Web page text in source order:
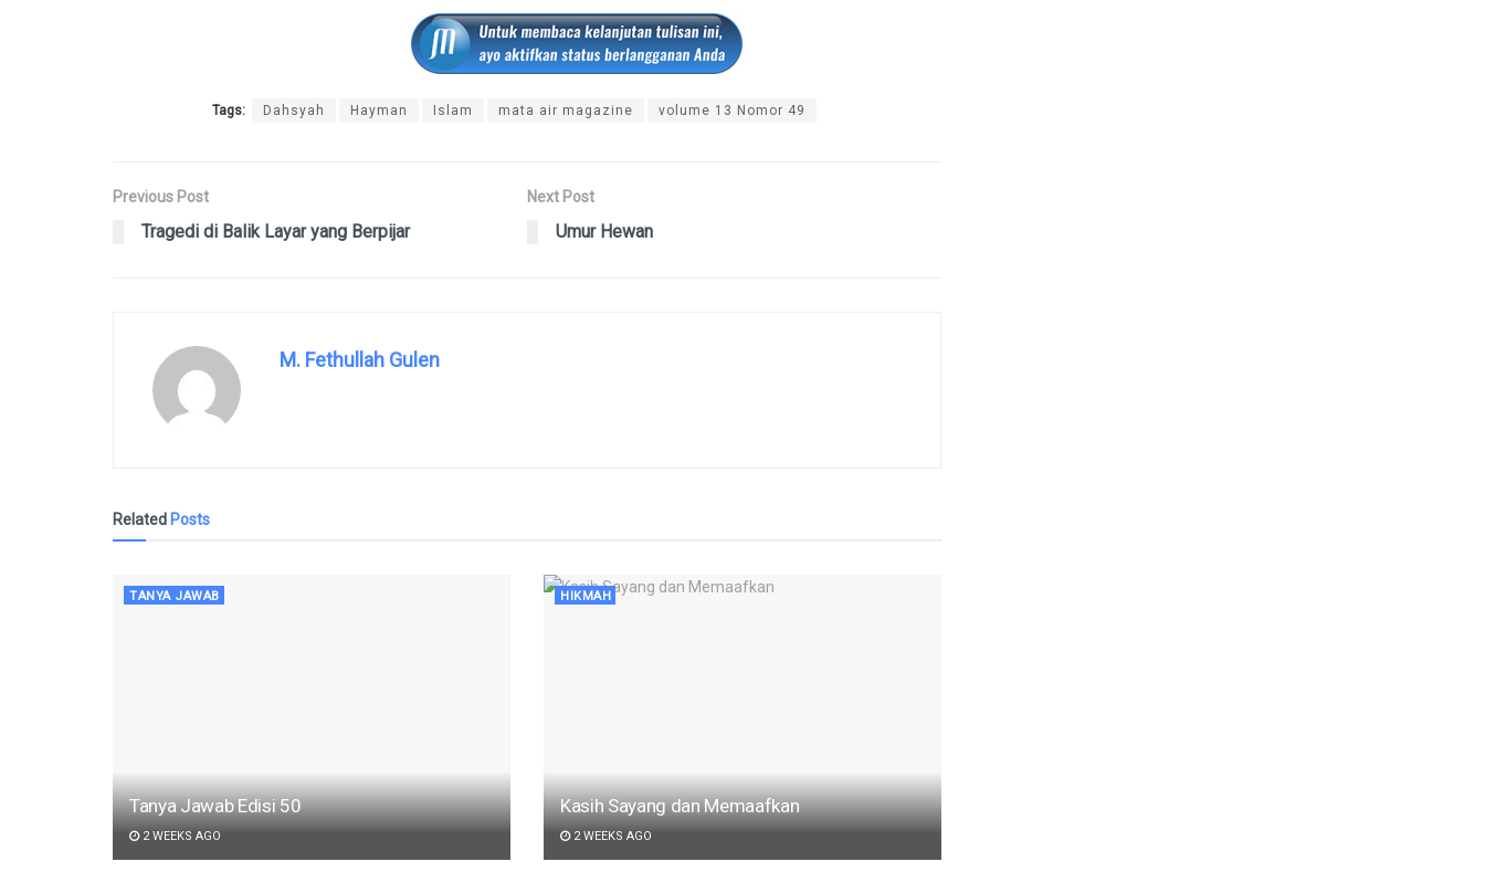
Tags: Dahsyah Hayman Islam mata air magazine volume 13 Nomor 49
Previous Post
Tragedi di Balik Layar yang Berpijar
Next Post
Umur Hewan
M. Fethullah Gulen
Related Posts
TANYA JAWAB
Tanya Jawab Edisi 50
2 WEEKS AGO
HIKMAH
Kasih Sayang dan Memaafkan
2 WEEKS AGO